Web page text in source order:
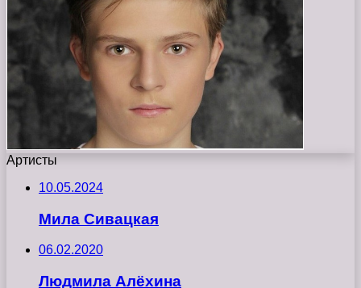
Артисты
10.05.2024
Мила Сивацкая
06.02.2020
Людмила Алёхина